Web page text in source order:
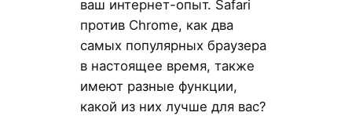
ваш интернет-опыт. Safari
против Chrome, как два
самых популярных браузера
в настоящее время, также
имеют разные функции,
какой из них лучше для вас?